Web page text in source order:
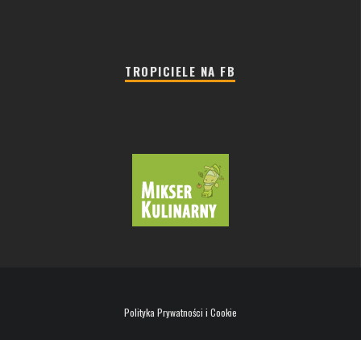
TROPICIELE NA FB
Polityka Prywatności i Cookie